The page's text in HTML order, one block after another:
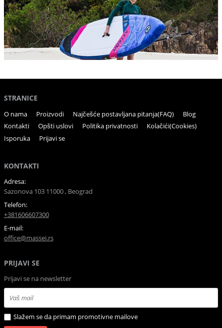
STRANICE
O nama Proizvodi Najčešće postavljana pitanja(FAQ)
Blog
Kontakti
Opšti uslovi Politika privatnosti
Kolačići(Cookies)
Isporuka
Prijavi se
KONTAKTI
Adresa:
Sazonova 103 11000 , Beograd
Telefon:
+381606607300
E-mail:
office@massei.rs
PRIJAVI SE
Prijavi se na newsletter
Slažem se da primam promotivne mailove